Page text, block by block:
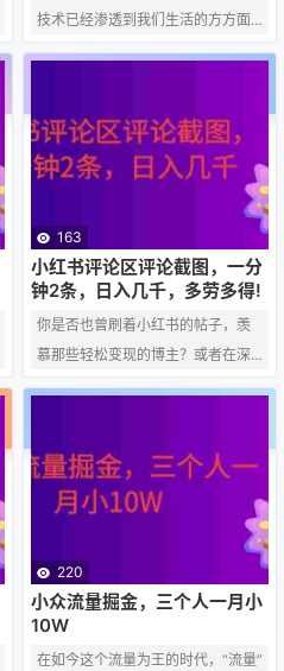
…
技术已经渗透到我们生活的方方面
面，包括内容创作领域。今天，我
内容，实现轻松日入1000+的收
益。 一、AI创作国风武侠故事 故事
构思：AI可以根据用户输入的关键
词，如“江湖恩怨”、“侠客行”等，自
动生成具有国风特色的武侠故事大
纲。这些故事大纲不仅包含基本的
情节发展，还包括人物设定和环境
描写。 内容生成：A…
163
小红书评论区评论截图，一分
钟2条，日入几千，多劳多得!
你是否也曾刷着小红书的帖子，羡
慕那些轻松变现的博主？或者在深
夜思考，有没有一种门槛低、时间
小红书评论区评论截图来赚钱，据
说一天只需做2条，就能实现日入几
千的目标！ 这个机会真的靠谱吗？
理论上讲，这个模式的可行性在
于： 需求存在： 很多品牌方、MC
N机构或者博主本人，需要真实的用
户反馈和数据来证明内容效果、提
220
小众流量掘金，三个人一月小
10W
在如今这个流量为王的时代，“流量”